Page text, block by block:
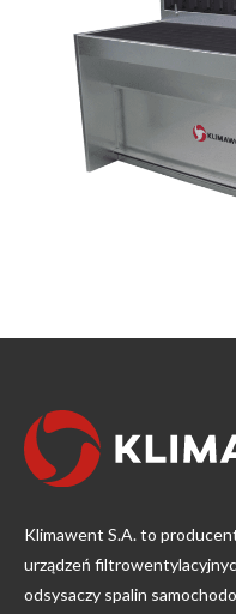
Klimawent S.A. to
urządzeń
odsysaczy spalin